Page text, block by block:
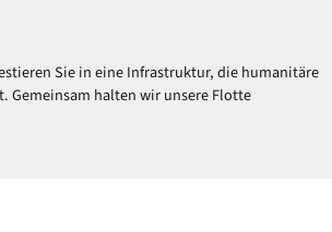
Sie in eine Infrastruktur, die humanitäre
Gemeinsam halten wir unsere Flotte